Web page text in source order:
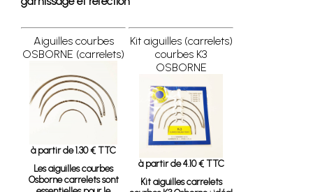
Aiguilles courbes
OSBORNE (carrelets)
à partir de 1.30 € TTC
Les aiguilles courbes
Osborne carrelets sont
Kit aiguilles (carrelets)
courbes K3
OSBORNE
à partir de 4.10 € TTC
Kit aiguilles carrelets